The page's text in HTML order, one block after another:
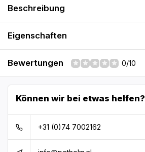
Beschreibung
Eigenschaften
Bewertungen 0/10
Können wir bei etwas helfen?
+31 (0)74 7002162